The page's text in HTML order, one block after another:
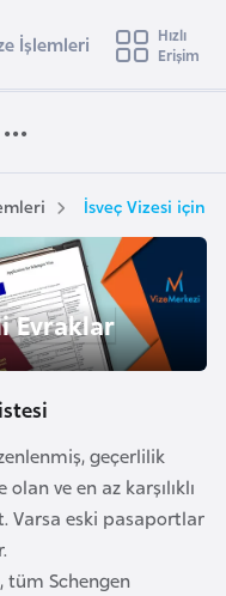
e
i
İşlemleri
Hızlı
Erişim
İsveç Vizesi için
Evraklar
geçerlilik
ve en az karşılıklı
Varsa eski pasaportlar
tüm Schengen